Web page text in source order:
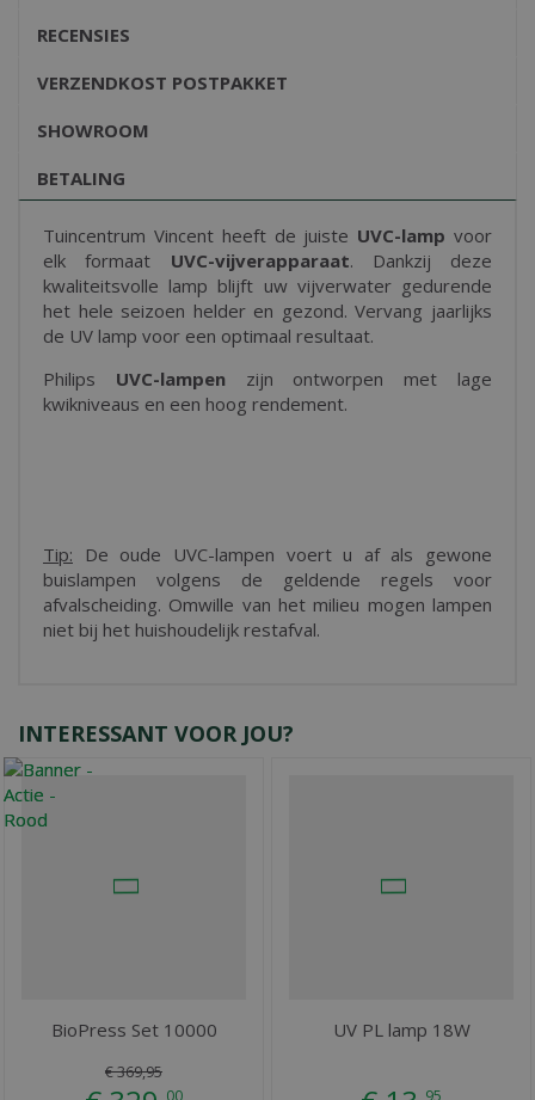
RECENSIES
VERZENDKOST POSTPAKKET
SHOWROOM
BETALING
Tuincentrum Vincent heeft de juiste UVC-lamp voor
elk formaat UVC-vijverapparaat. Dankzij deze
kwaliteitsvolle lamp blijft uw vijverwater gedurende
het hele seizoen helder en gezond. Vervang jaarlijks
de UV lamp voor een optimaal resultaat.
Philips UVC-lampenzijn ontworpen met lage
kwikniveaus en een hoog rendement.
Tip: De oude UVC-lampen voert u af als gewone
buislampen volgens de geldende regels voor
afvalscheiding. Omwille van het milieu mogen lampen
niet bij het huishoudelijk restafval.
INTERESSANT VOOR JOU?
BioPress Set 10000
€369,95
00
UV PL lamp 18W
95